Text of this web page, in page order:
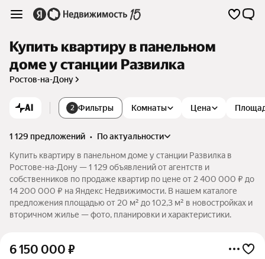
Купить квартиру в панельном
доме у станции Развилка
Ростов-на-Дону
AI 2 Фильтры Комнаты Цена
1 129 предложений •
по актуальности
Купить квартиру в панельном доме у станции Развилка в
Ростове-на-Дону — 1 129 объявлений от агентств и
собственников по продаже квартир по цене от 2 400 000 ₽ до
14 200 000 ₽ на Яндекс Недвижимости. В нашем каталоге
предложения площадью от 20 м² до 102,3 м² в новостройках и
вторичном жилье — фото, планировки и характеристики.
6 150 000 ₽